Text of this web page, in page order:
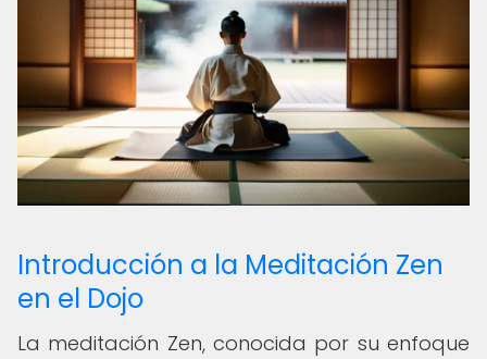
Introducción a la Meditación Zen
en el Dojo
La meditación Zen, conocida por su enfoque